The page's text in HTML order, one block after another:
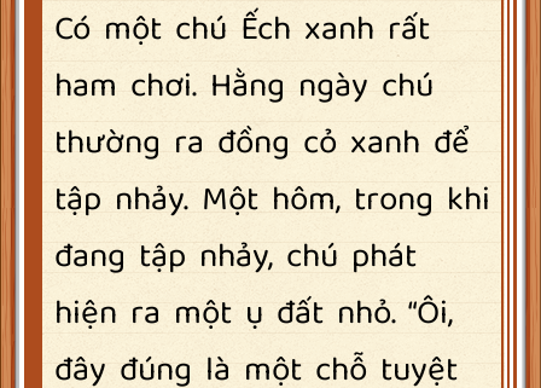
Có một chú Ếch xanh rất
ham chơi. Hằng ngày chú
thường ra đồng cỏ xanh để
tập nhảy. Một hôm, trong khi
đang tập nhảy, chú phát
hiện ra một ụ đất nhỏ. “Ôi,
đây đúng là một chỗ tuyệt